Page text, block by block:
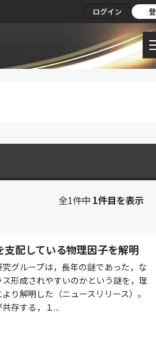
ログイン
全1件中 1件目を表示
配している物理因子を解明
グループは，長年の謎であった，な
形成されやすいのかという謎を，理
り解明した（ニュースリリース）。
存する，１...